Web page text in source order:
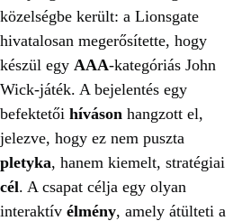
közelségbe került: a Lionsgate
hivatalosan megerősítette, hogy
készül egy AAA-kategóriás John
Wick-játék. A bejelentés egy
befektetői híváson hangzott el,
jelezve, hogy ez nem puszta
pletyka, hanem kiemelt, stratégiai
cél. A csapat célja egy olyan
interaktív élmény, amely átülteti a